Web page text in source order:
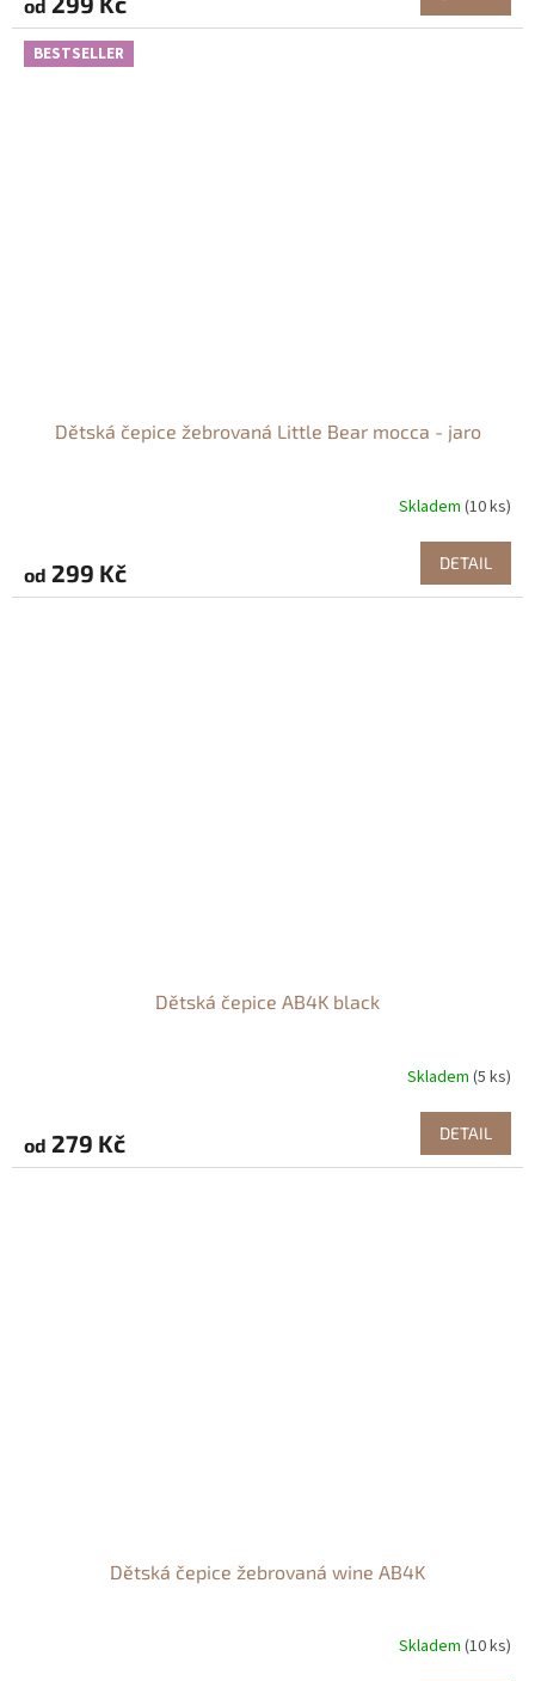
od
BESTSELLER
Dětská čepice žebrovaná Little Bear mocca - jaro
Skladem (10 ks)
od 299 Kč DETAIL
Dětská čepice AB4K black
Skladem (5 ks)
od 279 Kč DETAIL
Dětská čepice žebrovaná wine AB4K
Skladem (10 ks)